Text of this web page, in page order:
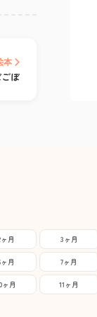
本
ぼ
月 3ヶ月
月 7ヶ月
ヶ月 11ヶ月